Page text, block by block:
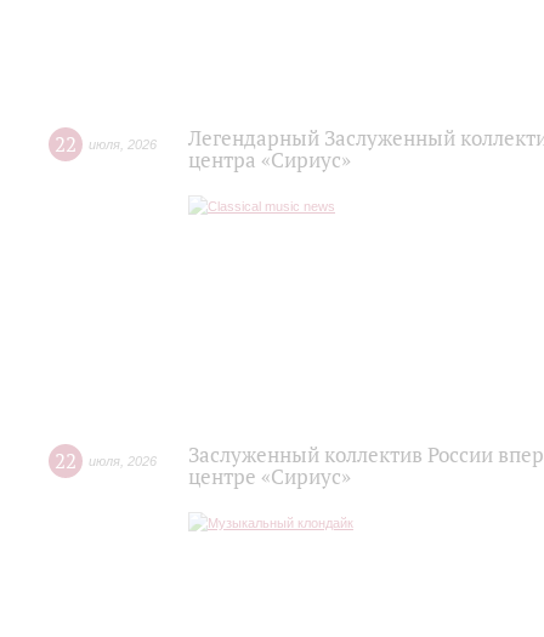
22 июля 2026
Легендарный Заслуженный
центра «Сириус»
22 июля 2026
Заслуженный коллектив России
центре «Сириус»